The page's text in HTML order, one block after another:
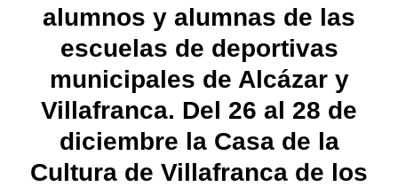
alumnos y alumnas de las
escuelas de deportivas
municipales de Alcázar y
Villafranca. Del 26 al 28 de
diciembre la Casa de la
Cultura de Villafranca de los